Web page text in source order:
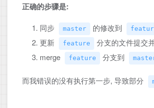
正确的步骤是:
同步 master 的修改到
更新
feature
分支的文件提交
merge
feature 分支到
而我错误的没有执行第一步, 导致部分